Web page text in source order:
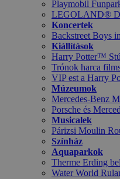
Playmobil
LEGOLAND®
Koncertek
Backstreet Boys
Kiállítások
Harry Potter™
Trónok harca
VIP est a Harry
Múzeumok
Mercedes-Benz
Porsche és
Musicalek
Párizsi Moulin
Színház
Aquaparkok
Therme Erding
Water World